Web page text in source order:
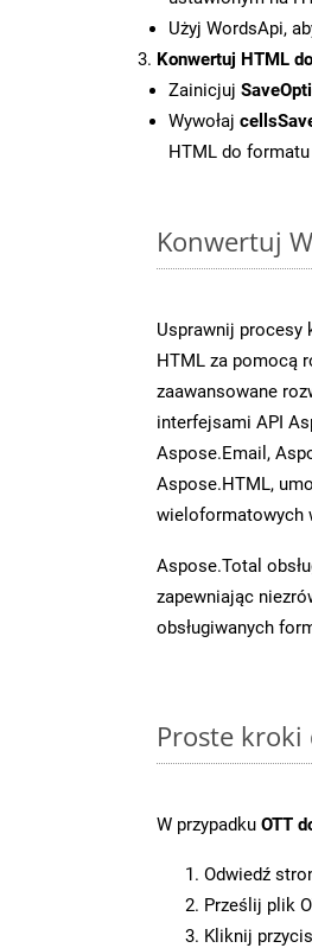
Użyj WordsApi,
Konwertuj HTML
Zainicjuj
Wywołaj
HTML do formatu
Konwertuj
Usprawnij procesy
HTML za pomocą
zaawansowane
interfejsami API
Aspose.Email,
Aspose.HTML,
wieloformatowych
Aspose.Total
zapewniając
obsługiwanych
Proste
W przypadku OTT
Odwiedź
Prześlij plik
Kliknij